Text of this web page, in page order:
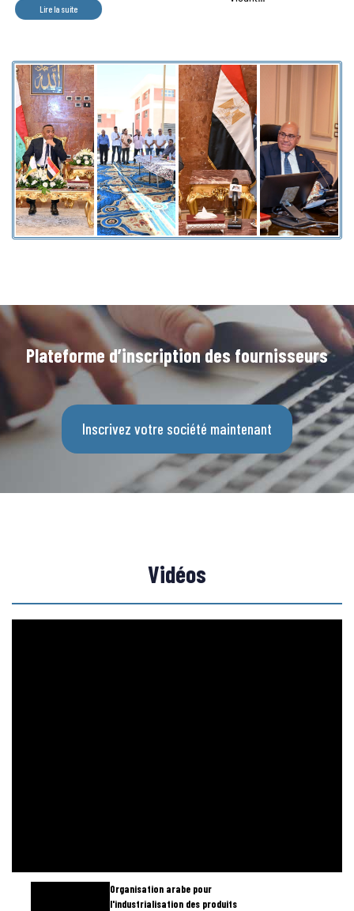
Plateforme d’inscription des fournisseurs
Inscrivez votre société maintenant
Vidéos
Organisation arabe pour
l'industrialisation des produits